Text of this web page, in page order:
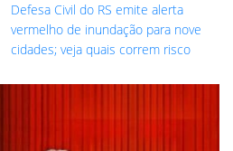
Defesa Civil do RS emite alerta
vermelho de inundação para nove
cidades; veja quais correm risco